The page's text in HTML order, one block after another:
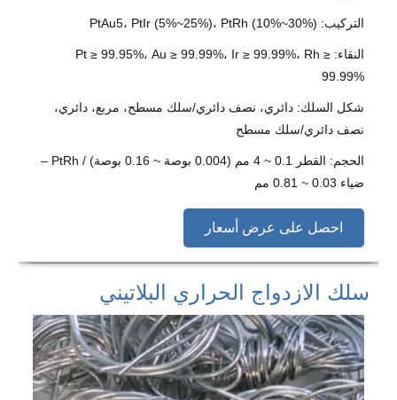
التركيب: PtAu5، PtIr (5%~25%)، PtRh (10%~30%)
النقاء: Pt ≥ 99.95%، Au ≥ 99.99%، Ir ≥ 99.99%، Rh ≥
99.99%
شكل السلك: دائري، نصف دائري/سلك مسطح، مربع، دائري،
نصف دائري/سلك مسطح
الحجم: القطر 0.1 ~ 4 مم (0.004 بوصة ~ 0.16 بوصة) / PtRh –
ضياء 0.03 ~ 0.81 مم
احصل على عرض أسعار
سلك الازدواج الحراري البلاتيني